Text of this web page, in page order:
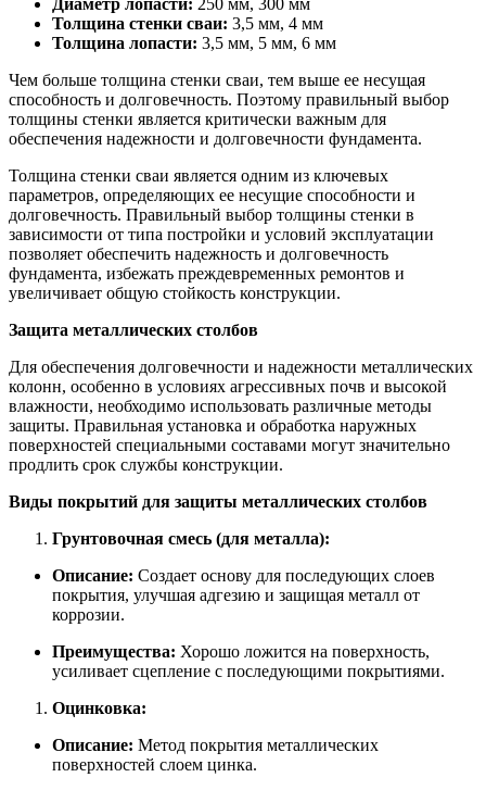
Толщина стенки сваи: 3,5 мм, 4 мм
Толщина лопасти: 3,5 мм, 5 мм, 6 мм
Чем больше толщина стенки сваи, тем выше ее несущая
способность и долговечность. Поэтому правильный выбор
толщины стенки является критически важным для
обеспечения надежности и долговечности фундамента.
Толщина стенки сваи является одним из ключевых
параметров, определяющих ее несущие способности и
долговечность. Правильный выбор толщины стенки в
зависимости от типа постройки и условий эксплуатации
позволяет обеспечить надежность и долговечность
фундамента, избежать преждевременных ремонтов и
увеличивает общую стойкость конструкции.
Защита металлических столбов
Для обеспечения долговечности и надежности металлических
колонн, особенно в условиях агрессивных почв и высокой
влажности, необходимо использовать различные методы
защиты. Правильная установка и обработка наружных
поверхностей специальными составами могут значительно
продлить срок службы конструкции.
Виды покрытий для защиты металлических столбов
Грунтовочная смесь (для металла):
Описание: Создает основу для последующих слоев
покрытия, улучшая адгезию и защищая металл от
коррозии.
Преимущества: Хорошо ложится на поверхность,
усиливает сцепление с последующими покрытиями.
Оцинковка:
Описание: Метод покрытия металлических
поверхностей слоем цинка.